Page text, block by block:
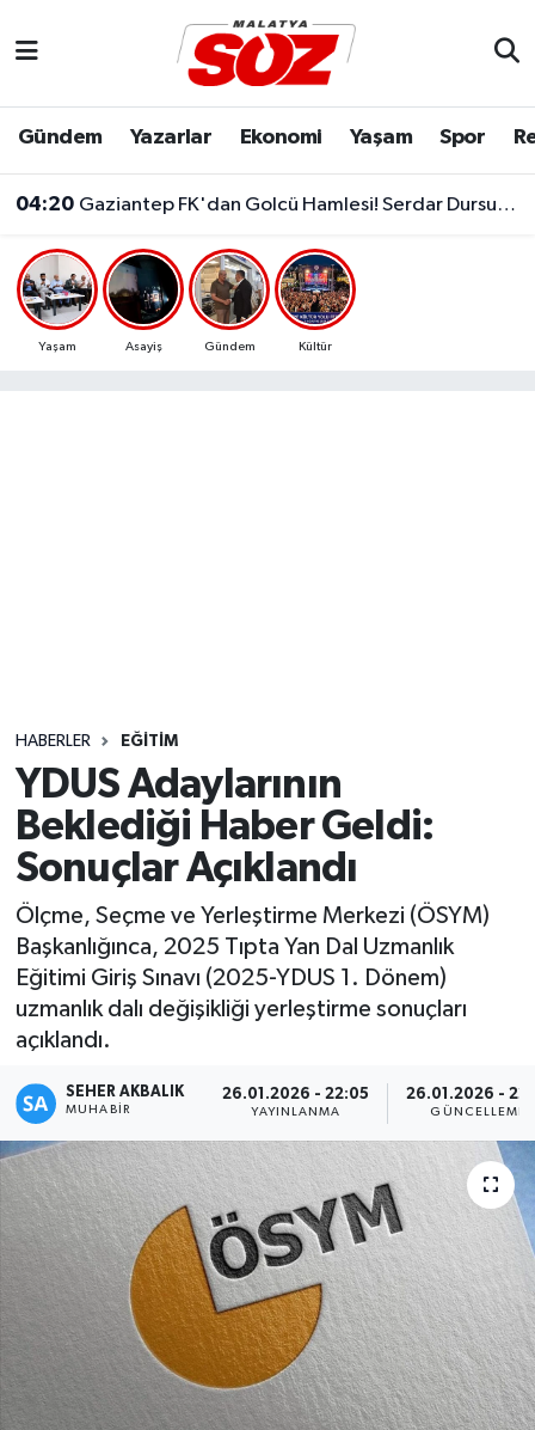
Gündem Yazarlar Ekonomi Yaşam Spor
04:20 Gaziantep FK'dan Golcü Hamlesi! Serdar Dursun Resmen İmzayı Attı!
Yaşam Asayiş Gündem Kültür
HABERLER EĞITIM
YDUS Adaylarının
Beklediği Haber Geldi:
Sonuçlar Açıklandı
Ölçme, Seçme ve Yerleştirme Merkezi (ÖSYM)
Başkanlığınca, 2025 Tıpta Yan Dal Uzmanlık
Eğitimi Giriş Sınavı (2025-YDUS 1. Dönem)
uzmanlık dalı değişikliği yerleştirme sonuçları
açıklandı.
SEHER AKBALIK
MUHABIR
26.01.2026 - 22:05
YAYINLANMA
26.01.2026 -
GÜNCELLEME
Dünya
Eğitim
Ekonomi
Yaşam
Malatya Nöbetçi Eczaneler
Malatya Namaz Vakitleri
Malatya Trafik Yoğunluk Haritası
Süper Lig Puan Durumu ve Fikstür